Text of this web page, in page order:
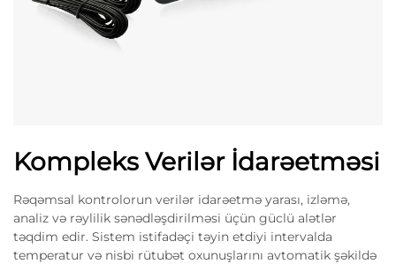
Kompleks Verilər İdarəetməsi
Rəqəmsal kontrolorun verilər idarəetmə yarası, izləmə,
analiz və rəylilik sənədləşdirilməsi üçün güclü alətlər
təqdim edir. Sistem istifadəçi təyin etdiyi intervalda
temperatur və nisbi rütubət oxunuşlarını avtomatik şəkildə